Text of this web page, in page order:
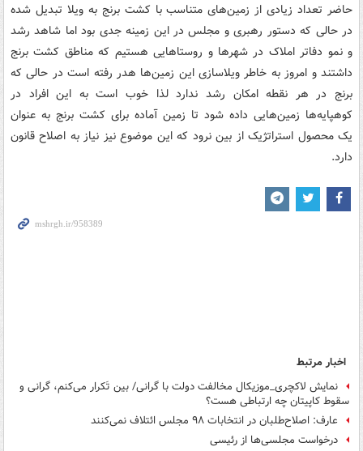
حاضر تعداد زیادی از زمین‌های متناسب با کشت برنج به ویلا تبدیل شده
در حالی که دستور رهبری و مجلس در این زمینه جدی بود اما شاهد رشد
و نمو دفاتر املاک در شهرها و روستاهایی هستیم که مناطق کشت برنج
داشتند و امروز به خاطر ویلاسازی این زمین‌ها هدر رفته است در حالی که
برنج در هر نقطه امکان رشد ندارد لذا خوب است به این افراد در
کوهپایه‌ها زمین‌هایی داده شود تا زمین آماده برای کشت برنج به عنوان
یک محصول استراتژیک از بین نرود که این موضوع نیز نیاز به اصلاح قانون
دارد.
اخبار مرتبط
نمایش لاکچری_موزیکال مخالفت دولت با گرانی/ بین تَکرار می‌کنم، گرانی و
سقوط کاپیتان چه ارتباطی هست؟
عارف: اصلاح‌طلبان در انتخابات ۹۸ مجلس ائتلاف نمی‌کنند
درخواست مجلسی‌ها از رئیسی